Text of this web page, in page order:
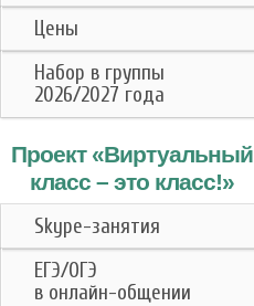
Цены
Набор в группы
2026/2027 года
Проект «Виртуальный
класс –это класс!»
Skype-занятия
ЕГЭ/ОГЭ
в онлайн-общении